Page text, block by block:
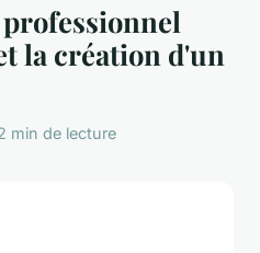
la création d'un
min de lecture